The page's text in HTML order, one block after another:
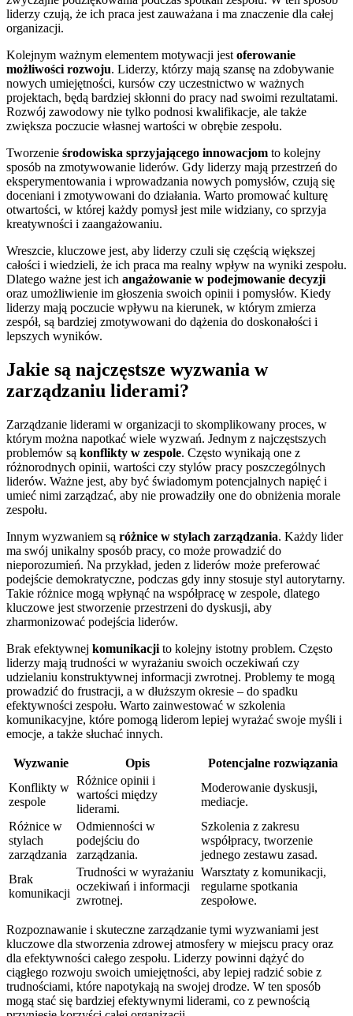
liderzy czują, że ich praca jest zauważana i ma znaczenie dla całej
organizacji.
Kolejnym ważnym elementem motywacji jest oferowanie
możliwości rozwoju. Liderzy, którzy mają szansę na zdobywanie
nowych umiejętności, kursów czy uczestnictwo w ważnych
projektach, będą bardziej skłonni do pracy nad swoimi rezultatami.
Rozwój zawodowy nie tylko podnosi kwalifikacje, ale także
zwiększa poczucie własnej wartości w obrębie zespołu.
Tworzenie środowiska sprzyjającego innowacjom to kolejny
sposób na zmotywowanie liderów. Gdy liderzy mają przestrzeń do
eksperymentowania i wprowadzania nowych pomysłów, czują się
doceniani i zmotywowani do działania. Warto promować kulturę
otwartości, w której każdy pomysł jest mile widziany, co sprzyja
kreatywności i zaangażowaniu.
Wreszcie, kluczowe jest, aby liderzy czuli się częścią większej
całości i wiedzieli, że ich praca ma realny wpływ na wyniki zespołu.
Dlatego ważne jest ich angażowanie w podejmowanie decyzji
oraz umożliwienie im głoszenia swoich opinii i pomysłów. Kiedy
liderzy mają poczucie wpływu na kierunek, w którym zmierza
zespół, są bardziej zmotywowani do dążenia do doskonałości i
lepszych wyników.
Jakie są najczęstsze wyzwania w
zarządzaniu liderami?
Zarządzanie liderami w organizacji to skomplikowany proces, w
którym można napotkać wiele wyzwań. Jednym z najczęstszych
problemów są konflikty w zespole. Często wynikają one z
różnorodnych opinii, wartości czy stylów pracy poszczególnych
liderów. Ważne jest, aby być świadomym potencjalnych napięć i
umieć nimi zarządzać, aby nie prowadziły one do obniżenia morale
zespołu.
Innym wyzwaniem są różnice w stylach zarządzania. Każdy lider
ma swój unikalny sposób pracy, co może prowadzić do
nieporozumień. Na przykład, jeden z liderów może preferować
podejście demokratyczne, podczas gdy inny stosuje styl autorytarny.
Takie różnice mogą wpłynąć na współpracę w zespole, dlatego
kluczowe jest stworzenie przestrzeni do dyskusji, aby
zharmonizować podejścia liderów.
Brak efektywnej komunikacji to kolejny istotny problem. Często
liderzy mają trudności w wyrażaniu swoich oczekiwań czy
udzielaniu konstruktywnej informacji zwrotnej. Problemy te mogą
prowadzić do frustracji, a w dłuższym okresie – do spadku
efektywności zespołu. Warto zainwestować w szkolenia
komunikacyjne, które pomogą liderom lepiej wyrażać swoje myśli i
emocje, a także słuchać innych.
Wyzwanie Opis
Potencjalne rozwiązania
Konflikty w
zespole
Różnice opinii i
wartości między
liderami.
Moderowanie dyskusji,
mediacje.
Różnice w
stylach
zarządzania
Odmienności w
podejściu do
zarządzania.
Szkolenia z zakresu
współpracy, tworzenie
jednego zestawu zasad.
Brak
komunikacji
Trudności w wyrażaniu
oczekiwań i informacji
zwrotnej.
Warsztaty z komunikacji,
regularne spotkania
zespołowe.
Rozpoznawanie i skuteczne zarządzanie tymi wyzwaniami jest
kluczowe dla stworzenia zdrowej atmosfery w miejscu pracy oraz
dla efektywności całego zespołu. Liderzy powinni dążyć do
ciągłego rozwoju swoich umiejętności, aby lepiej radzić sobie z
trudnościami, które napotykają na swojej drodze. W ten sposób
mogą stać się bardziej efektywnymi liderami, co z pewnością